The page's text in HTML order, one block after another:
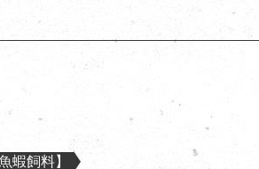
魚蝦飼料】